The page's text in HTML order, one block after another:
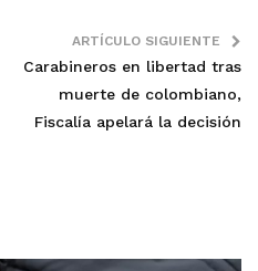
ARTÍCULO SIGUIENTE
Carabineros en libertad tras
muerte de colombiano,
Fiscalía apelará la decisión